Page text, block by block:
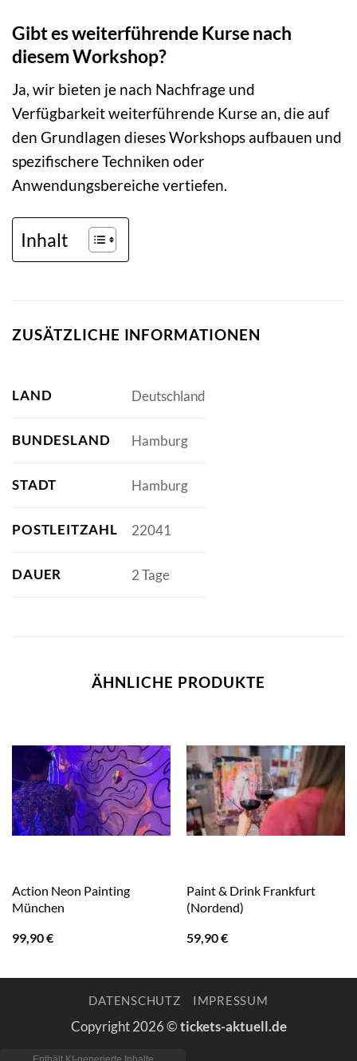
Gibt es weiterführende Kurse nach
diesem Workshop?
Ja, wir bieten je nach Nachfrage und
Verfügbarkeit weiterführende Kurse an, die auf
den Grundlagen dieses Workshops aufbauen und
spezifischere Techniken oder
Anwendungsbereiche vertiefen.
Inhalt
ZUSÄTZLICHE INFORMATIONEN
LAND Deutschland
BUNDESLAND Hamburg
STADT Hamburg
POSTLEITZAHL 22041
DAUER 2 Tage
ÄHNLICHE PRODUKTE
Action Neon Painting
München
99,90€
Paint & Drink Frankfurt
(Nordend)
59,90€
DATENSCHUTZ IMPRESSUM
Copyright 2026 ©tickets-aktuell.de